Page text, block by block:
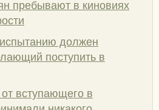
пребывают в киновиях
должен
поступить в
вступающего в